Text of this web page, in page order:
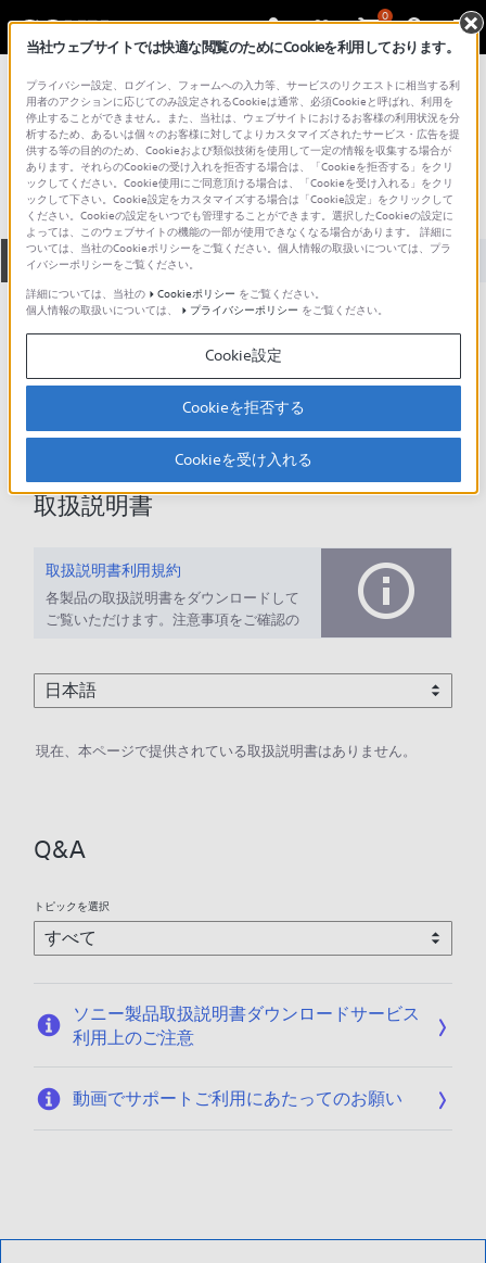
0
総合サポート・お問い合わせ プロフェッショナル／業務用
LIBEC70M2A
全て ダウンロード 取扱説明書 Q&A
ダウンロード
現在、本ページで提供されているアップデート情報はありませ
取扱説明書
取扱説明書利用規約
各製品の取扱説明書をダウンロードして
ご覧いただけます。注意事項をご確認の
現在、本ページで提供されている取扱説明書はありません。
Q&A
トピックを選択
ソニー製品取扱説明書ダウンロードサービス
利用上のご注意
動画でサポートご利用にあたってのお願い
当社ウェブサイトでは快適な閲覧のためにCookieを利用しております。
プライバシー設定、ログイン、フォームへの入力等、サービスのリクエストに相当する利
用者のアクションに応じてのみ設定されるCookieは通常、必須Cookieと呼ばれ、利用を
停止することができません。また、当社は、ウェブサイトにおけるお客様の利用状況を分
析するため、あるいは個々のお客様に対してよりカスタマイズされたサービス・広告を提
供する等の目的のため、Cookieおよび類似技術を使用して一定の情報を収集する場合が
あります。それらのCookieの受け入れを拒否する場合は、「Cookieを拒否する」をクリ
ックしてください。Cookie使用にご同意頂ける場合は、「Cookieを受け入れる」をクリ
ックして下さい。Cookie設定をカスタマイズする場合は「Cookie設定」をクリックして
ください。Cookieの設定をいつでも管理することができます。選択したCookieの設定に
よっては、このウェブサイトの機能の一部が使用できなくなる場合があります。 詳細に
ついては、当社のCookieポリシーをご覧ください。個人情報の取扱いについては、プラ
イバシーポリシーをご覧ください。
詳細については、当社の
Cookieポリシー をご覧ください。
個人情報の取扱いについては、
プライバシーポリシー をご覧ください。
Cookie設定
Cookieを拒否する
Cookieを受け入れる